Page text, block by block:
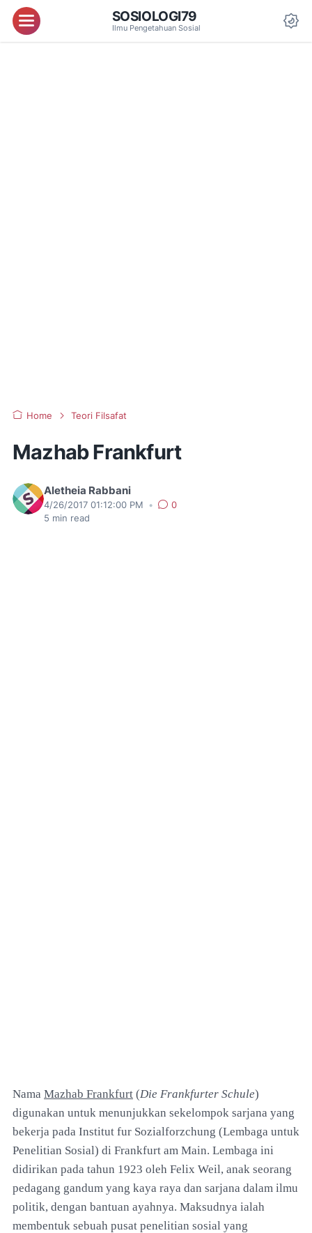
Menu SOSIOLOGI79
Ilmu Pengetahuan Sosial
Home Teori Filsafat
Mazhab Frankfurt
Aletheia Rabbani
4/26/2017 01:12:00 PM •
0
5 min read
Nama Mazhab Frankfurt (Die Frankfurter Schule)
digunakan untuk menunjukkan sekelompok sarjana yang
bekerja pada Institut fur Sozialforzchung (Lembaga untuk
Penelitian Sosial) di Frankfurt am Main. Lembaga ini
didirikan pada tahun 1923 oleh Felix Weil, anak seorang
pedagang gandum yang kaya raya dan sarjana dalam ilmu
politik, dengan bantuan ayahnya. Maksudnya ialah
membentuk sebuah pusat penelitian sosial yang